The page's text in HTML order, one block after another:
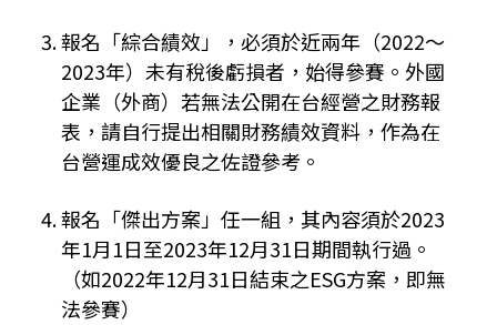
報名「綜合績效」，必須於近兩年（2022～
2023年）未有稅後虧損者，始得參賽。外國
企業（外商）若無法公開在台經營之財務報
表，請自行提出相關財務績效資料，作為在
台營運成效優良之佐證參考。
報名「傑出方案」任一組，其內容須於2023
年1月1日至2023年12月31日期間執行過。
（如2022年12月31日結束之ESG方案，即無
法參賽）